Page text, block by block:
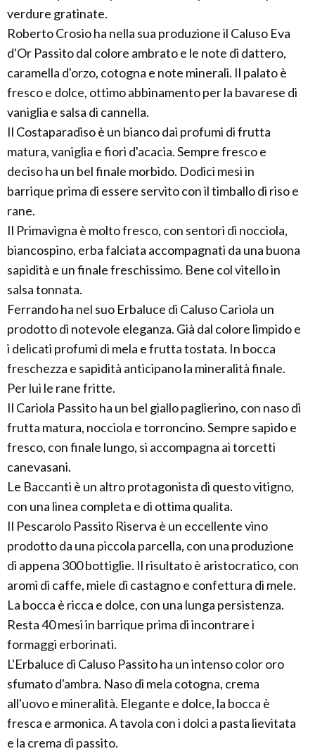
verdure gratinate.
Roberto Crosio ha nella sua produzione il Caluso Eva
d'Or Passito dal colore ambrato e le note di dattero,
caramella d'orzo, cotogna e note minerali. Il palato è
fresco e dolce, ottimo abbinamento per la bavarese di
vaniglia e salsa di cannella.
Il Costaparadiso è un bianco dai profumi di frutta
matura, vaniglia e fiori d'acacia. Sempre fresco e
deciso ha un bel finale morbido. Dodici mesi in
barrique prima di essere servito con il timballo di riso e
rane.
Il Primavigna è molto fresco, con sentori di nocciola,
biancospino, erba falciata accompagnati da una buona
sapidità e un finale freschissimo. Bene col vitello in
salsa tonnata.
Ferrando ha nel suo Erbaluce di Caluso Cariola un
prodotto di notevole eleganza. Già dal colore limpido e
i delicati profumi di mela e frutta tostata. In bocca
freschezza e sapidità anticipano la mineralità finale.
Per lui le rane fritte.
Il Cariola Passito ha un bel giallo paglierino, con naso di
frutta matura, nocciola e torroncino. Sempre sapido e
fresco, con finale lungo, si accompagna ai torcetti
canevasani.
Le Baccanti è un altro protagonista di questo vitigno,
con una linea completa e di ottima qualita.
Il Pescarolo Passito Riserva è un eccellente vino
prodotto da una piccola parcella, con una produzione
di appena 300 bottiglie. Il risultato è aristocratico, con
aromi di caffe, miele di castagno e confettura di mele.
La bocca è ricca e dolce, con una lunga persistenza.
Resta 40 mesi in barrique prima di incontrare i
formaggi erborinati.
L'Erbaluce di Caluso Passito ha un intenso color oro
sfumato d'ambra. Naso di mela cotogna, crema
all'uovo e mineralità. Elegante e dolce, la bocca è
fresca e armonica. A tavola con i dolci a pasta lievitata
e la crema di passito.